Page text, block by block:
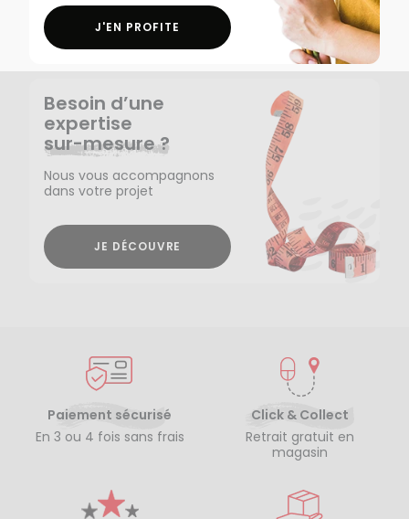
J'EN PROFITE
Besoin d’une
expertise
sur-mesure ?
Nous vous accompagnons
dans votre projet
JE DÉCOUVRE
Paiement sécurisé
En 3 ou 4 fois sans frais
Click & Collect
Retrait gratuit en
magasin